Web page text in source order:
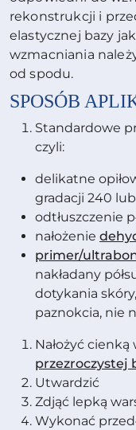
rekonstrukcji i
elastycznej bazy
wzmacniania
od spodu.
SPOSÓB
Standardowe
czyli:
delikatne
gradacji 240
odtłuszczenie
nałożenie
primer/
nakładany
dotykania
paznokcia, nie
Nałożyć
przezroczystej
Utwardzić
Zdjąć lepką
Wykonać